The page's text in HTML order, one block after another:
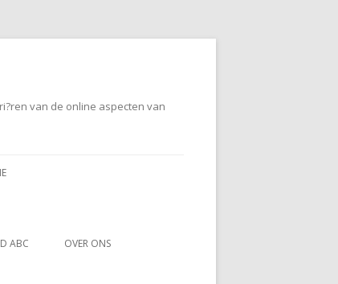
van de online aspecten van
ABC OVER ONS